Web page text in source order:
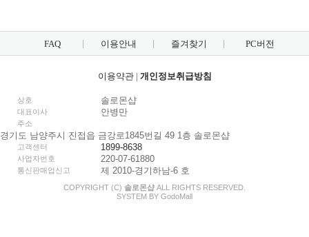
FAQ 이용안내 즐겨찾기 PC버전
이용약관| 개인정보취급방침
상호 솔로몬샵
대표이사 안병만
주소
경기도 남양주시 진접읍 금강로1845번길 49 1층 솔로몬샵
고객센터 1899-8638
사업자번호 220-07-61880
통신판매업신고 제 2010-경기하남-6 호
COPYRIGHT (C) 솔로몬샵 ALL RIGHTS RESERVED.
SYSTEM BY GodoMall